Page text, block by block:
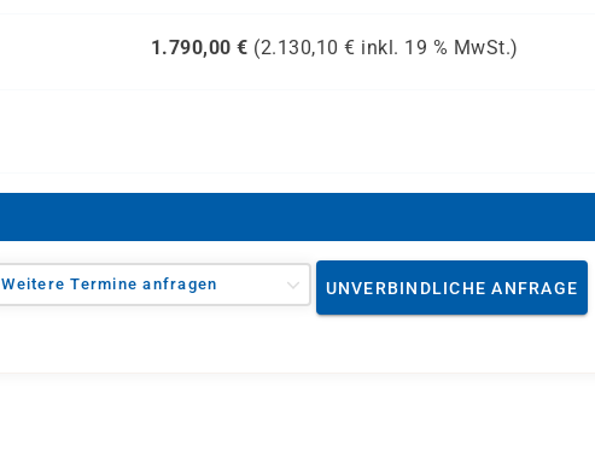
1.790,00 € (2.130,10 € inkl. 19 % MwSt.)
Weitere Termine anfragen UNVERBINDLICHE ANFRAGE